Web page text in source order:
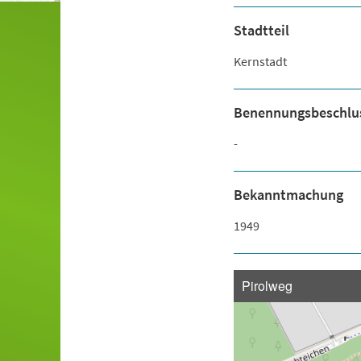
Stadtteil
Kernstadt
-
Bekanntmachung
1949
Pirolweg